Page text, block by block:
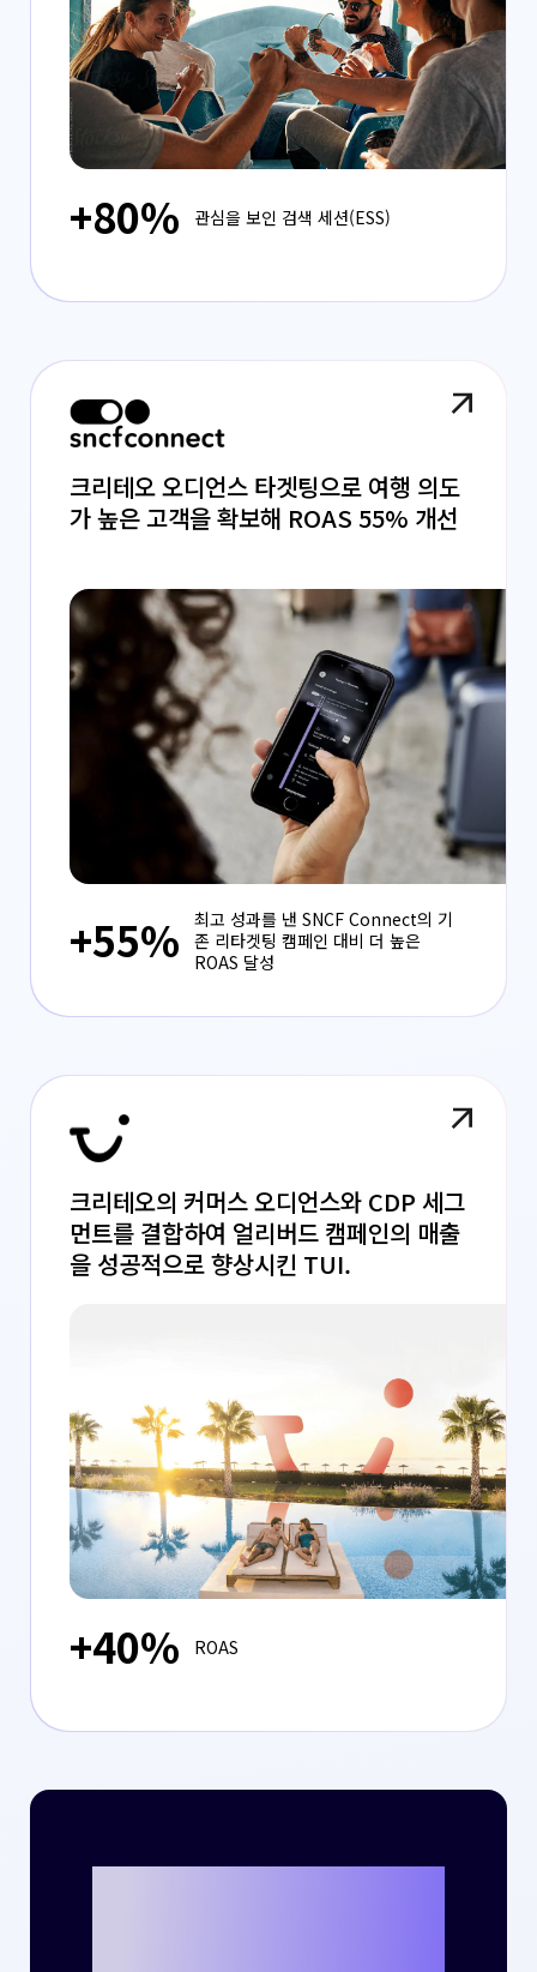
+80% 관심을 보인 검색 세션(ESS)
크리테오 오디언스 타겟팅으로 여행 의도
가 높은 고객을 확보해 ROAS 55% 개선
+55%
최고 성과를 낸 SNCF Connect의 기
존 리타겟팅 캠페인 대비 더 높은
ROAS 달성
크리테오의 커머스 오디언스와 CDP 세그
먼트를 결합하여 얼리버드 캠페인의 매출
을 성공적으로 향상시킨 TUI.
+40% ROAS